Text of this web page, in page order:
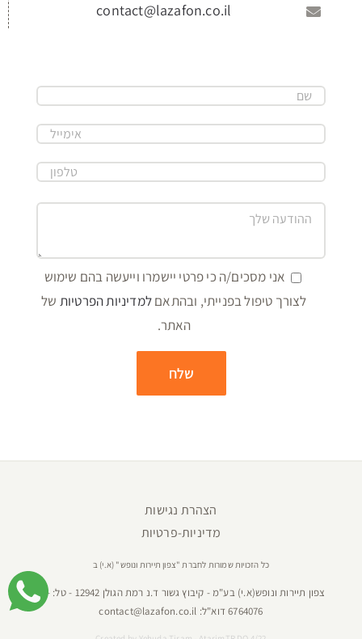
contact@lazafon.co.il
אני מסכים/ה כי פרטי יישמרו וייעשה בהם שימוש
לצורך טיפול בפנייתי, ובהתאםלמדיניות הפרטיות של
האתר.
הצהרת נגישות
מדיניות-פרטיות
כל הזכויות שמורות לחברת "צפון תיירות ונופש" (א.י) ב
צפון תיירות ונופש(א.י) בע"מ - קיבוץ גשור ד.נ רמת הגולן 12942 - טל:
04-
6764076דוא"ל: contact@lazafon.co.il